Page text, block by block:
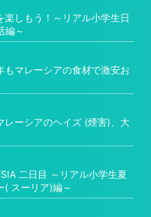
しもう！～リアル小学生日
編～
もマレーシアの食材で激安お
レーシアのヘイズ (煙害)、大
二日目 ～リアル小学生夏
( スーリア)編～